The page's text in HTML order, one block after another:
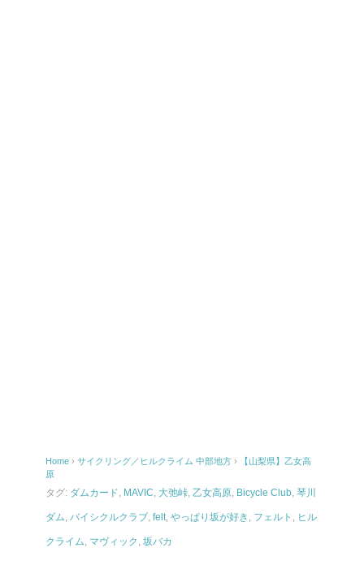
Home › サイクリング／ヒルクライム 中部地方 ›
【山梨県】乙女高
原
タグ: ダムカード MAVIC 大弛峠 乙女高原 Bicycle Club 琴川
ダム バイシクルクラブ felt やっぱり坂が好き フェルト ヒル
クライム マヴィック 坂バカ